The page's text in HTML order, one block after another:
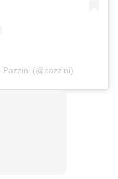
(@pazzini)